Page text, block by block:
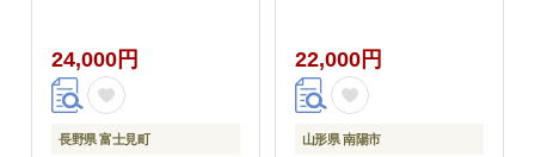
品 完熟トマト 野菜飲料
トマトジュース 野菜ジ
ュース 飲料類 ドリンク
野菜ドリンク 備蓄 長期
24,000円
長野県 富士見町
果物 果汁100％ 無添加
セット 詰合せ りんご
青りんご もも ラ・フラ
ンス 柿 ぶどう トマト
22,000円
山形県 南陽市